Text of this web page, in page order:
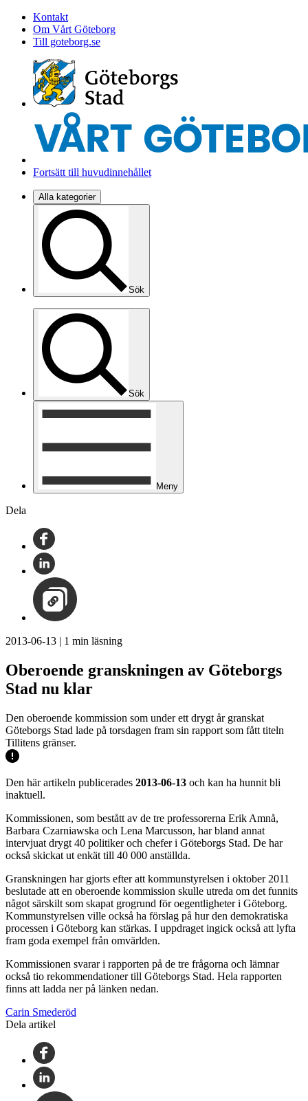
Kontakt
Om Vårt Göteborg
Till goteborg.se
Fortsätt till huvudinnehållet
Alla kategorier
Sök
Sök
Meny
Dela
2013-06-13 | 1 min läsning
Oberoende granskningen av Göteborgs
Stad nu klar
Den oberoende kommission som under ett drygt år granskat
Göteborgs Stad lade på torsdagen fram sin rapport som fått titeln
Tillitens gränser.
Den här artikeln publicerades 2013-06-13 och kan ha hunnit bli
inaktuell.
Kommissionen, som bestått av de tre professorerna Erik Amnå,
Barbara Czarniawska och Lena Marcusson, har bland annat
intervjuat drygt 40 politiker och chefer i Göteborgs Stad. De har
också skickat ut enkät till 40 000 anställda.
Granskningen har gjorts efter att kommunstyrelsen i oktober 2011
beslutade att en oberoende kommission skulle utreda om det funnits
något särskilt som skapat grogrund för oegentligheter i Göteborg.
Kommunstyrelsen ville också ha förslag på hur den demokratiska
processen i Göteborg kan stärkas. I uppdraget ingick också att lyfta
fram goda exempel från omvärlden.
Kommissionen svarar i rapporten på de tre frågorna och lämnar
också tio rekommendationer till Göteborgs Stad. Hela rapporten
finns att ladda ner på länken nedan.
Carin Smederöd
Dela artikel